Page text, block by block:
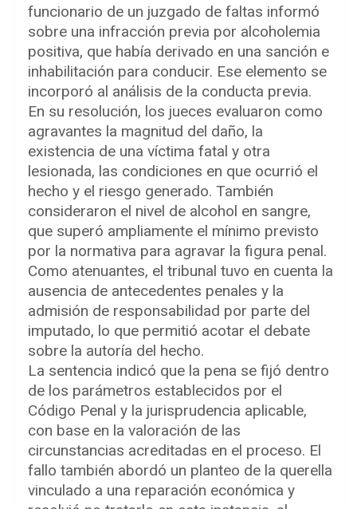
funcionario de un juzgado de faltas informó
sobre una infracción previa por alcoholemia
positiva, que había derivado en una sanción e
inhabilitación para conducir. Ese elemento se
incorporó al análisis de la conducta previa.
En su resolución, los jueces evaluaron como
agravantes la magnitud del daño, la
existencia de una víctima fatal y otra
lesionada, las condiciones en que ocurrió el
hecho y el riesgo generado. También
consideraron el nivel de alcohol en sangre,
que superó ampliamente el mínimo previsto
por la normativa para agravar la figura penal.
Como atenuantes, el tribunal tuvo en cuenta la
ausencia de antecedentes penales y la
admisión de responsabilidad por parte del
imputado, lo que permitió acotar el debate
sobre la autoría del hecho.
La sentencia indicó que la pena se fijó dentro
de los parámetros establecidos por el
Código Penal y la jurisprudencia aplicable,
con base en la valoración de las
circunstancias acreditadas en el proceso. El
fallo también abordó un planteo de la querella
vinculado a una reparación económica y